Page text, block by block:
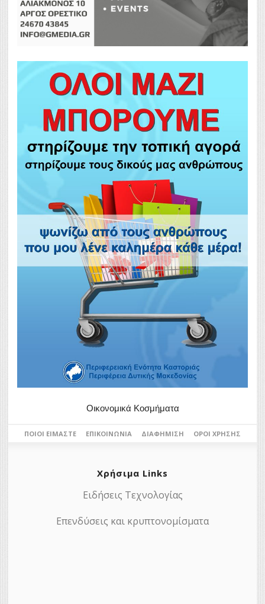
Οικονομικά Κοσμήματα
ΠΟΙΟΙ ΕΊΜΑΣΤΕ ΕΠΙΚΟΙΝΩΝΊΑ ΔΙΑΦΉΜΙΣΗ ΌΡΟΙ ΧΡΉΣΗΣ
Χρήσιμα Links
Ειδήσεις Τεχνολογίας
Επενδύσεις και κρυπτονομίσματα